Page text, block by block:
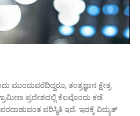
ಮುಂದುವರೆದಿದ್ದರೂ, ತಂತ್ರಜ್ಞಾನ ಕ್ಷೇತ್ರ
ಪ್ರದೇಶದಲ್ಲಿ ಕೆಲವೊಂದು ಕಡೆ
ಪರಿಸ್ಥಿತಿ ಇದೆ. ಇದಕ್ಕೆ ವಿದ್ಯುತ್